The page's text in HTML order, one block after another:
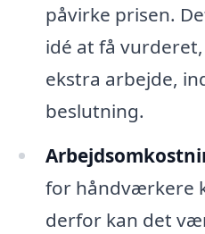
påvirke prisen.
idé at få
ekstra arbejde,
beslutning.
for håndværkere
derfor kan det